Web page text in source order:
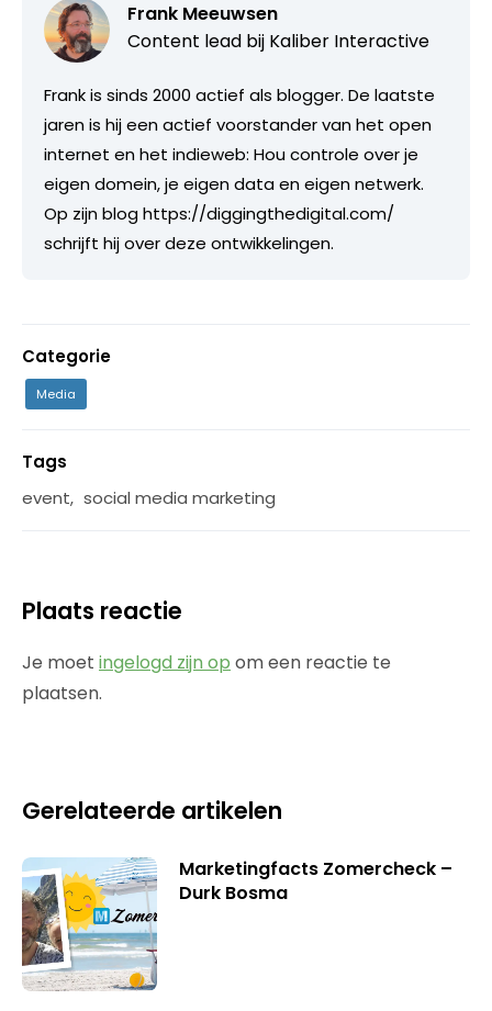
Frank Meeuwsen
Content lead bij Kaliber Interactive
Frank is sinds 2000 actief als blogger. De laatste
jaren is hij een actief voorstander van het open
internet en het indieweb: Hou controle over je
eigen domein, je eigen data en eigen netwerk.
Op zijn blog https://diggingthedigital.com/
schrijft hij over deze ontwikkelingen.
Categorie
Media
Tags
event, social media marketing
Plaats reactie
Je moet ingelogd zijn op om een reactie te
plaatsen.
Gerelateerde artikelen
Marketingfacts Zomercheck –
Durk Bosma